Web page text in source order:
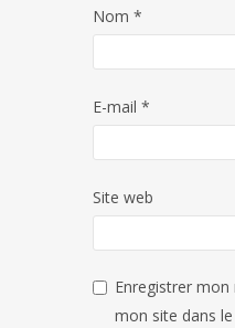
Nom *
E-mail *
Site web
Enregistrer
mon site dans